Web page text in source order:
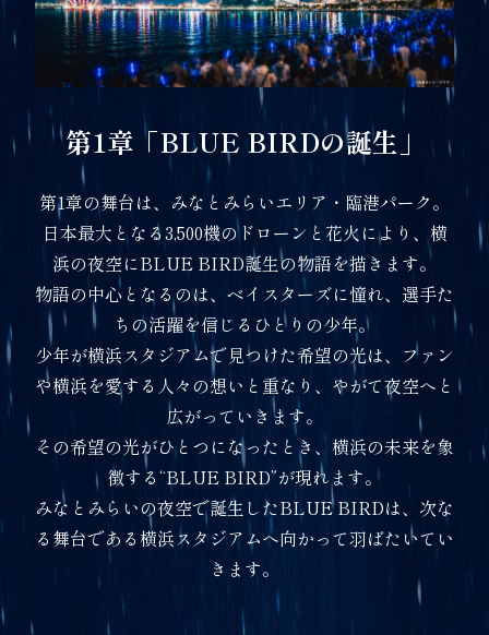
第1章「BLUE BIRDの誕生」
第1章の舞台は、みなとみらいエリア・臨港パーク。
日本最大となる3,500機のドローンと花火により、横
浜の夜空にBLUE BIRD誕生の物語を描きます。
物語の中心となるのは、ベイスターズに憧れ、選手た
ちの活躍を信じるひとりの少年。
少年が横浜スタジアムで見つけた希望の光は、ファン
や横浜を愛する人々の想いと重なり、やがて夜空へと
広がっていきます。
その希望の光がひとつになったとき、横浜の未来を象
徴する“BLUE BIRD”が現れます。
みなとみらいの夜空で誕生したBLUE BIRDは、次な
る舞台である横浜スタジアムへ向かって羽ばたいてい
きます。